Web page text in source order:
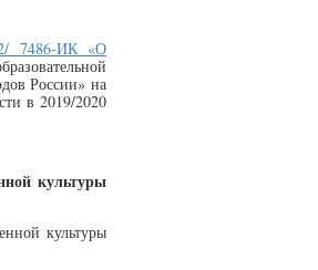
7486-ИК «О
России» на
в 2019/2020
культуры
культуры